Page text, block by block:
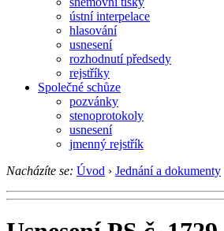
ústní interpelace
hlasování
usnesení
rozhodnutí předsedy
rejstříky
Společné schůze
pozvánky
stenoprotokoly
usnesení
jmenný rejstřík
Nacházíte se: Úvod › Jednání a dokumenty